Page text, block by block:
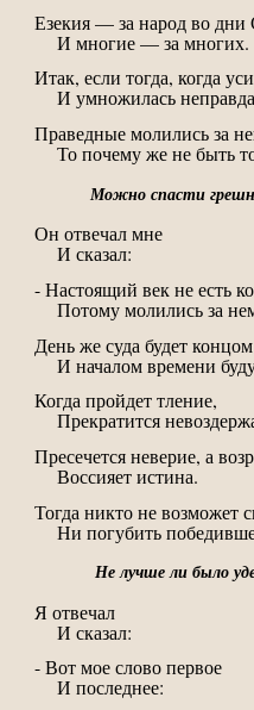
Езекия — за народ во дни
И многие — за многих.
Итак, если тогда, когда
И умножилась
Праведные молились за
То почему же не быть
Можно спасти
Он отвечал мне
И сказал:
- Настоящий век не есть
Потому молились за
День же суда будет
И началом времени
Когда пройдет тление,
Прекратится
Пресечется неверие, а
Воссияет истина.
Тогда никто не возможет
Ни погубить
Не лучше ли было
Я отвечал
И сказал:
- Вот мое слово первое
И последнее: